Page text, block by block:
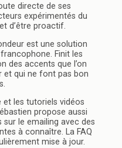
directe de ses
expérimentés du
d’être proactif.
est une solution
Finit les
des accents que l’on
et qui ne font pas bon
et les tutoriels vidéos
propose aussi
sur le emailing avec des
à connaître. La FAQ
mise à jour.